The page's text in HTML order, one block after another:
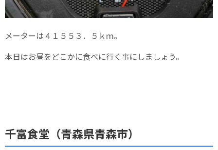
メーターは４１５５３．５ｋｍ。
本日はお昼をどこかに食べに行く事にしましょう。
千富食堂（青森県青森市）